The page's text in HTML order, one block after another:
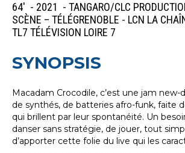
64' - 2021 - TANGARO/CLC
SCÈNE – TÉLÉGRENOBLE - LCN LA
TL7 TÉLÉVISION LOIRE 7
SYNOPSIS
Macadam Crocodile, c’est une jam new-
de synthés, de batteries afro-funk, faite
qui brillent par leur spontanéité. Un
danser sans stratégie, de jouer, tout
d’apporter cette folie du live qui les